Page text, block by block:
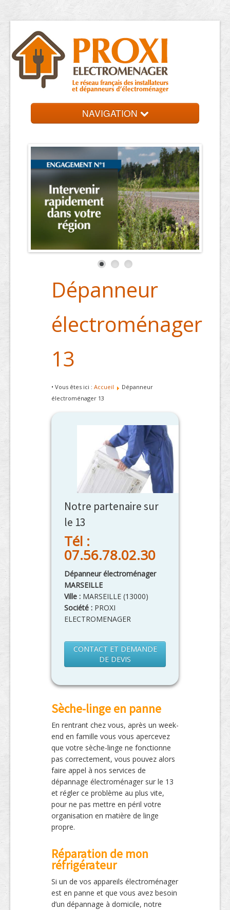
NAVIGATION
Dépanneurs
Contact et devis
Dépanneur
électroménager
13
• Vous êtes ici : Accueil
Dépanneur
électroménager 13
Notre partenaire sur
le 13
Tél :
07.56.78.02.30
Dépanneur électroménager
MARSEILLE
Ville : MARSEILLE (13000)
Société : PROXI
ELECTROMENAGER
CONTACT ET DEMANDE
DE DEVIS
Sèche-linge en panne
En rentrant chez vous, après un week-
end en famille vous vous apercevez
que votre sèche-linge ne fonctionne
pas correctement, vous pouvez alors
faire appel à nos services de
dépannage électroménager sur le 13
et régler ce problème au plus vite,
pour ne pas mettre en péril votre
organisation en matière de linge
propre.
Réparation de mon
réfrigérateur
Si un de vos appareils électroménager
est en panne et que vous avez besoin
d’un dépannage à domicile, notre